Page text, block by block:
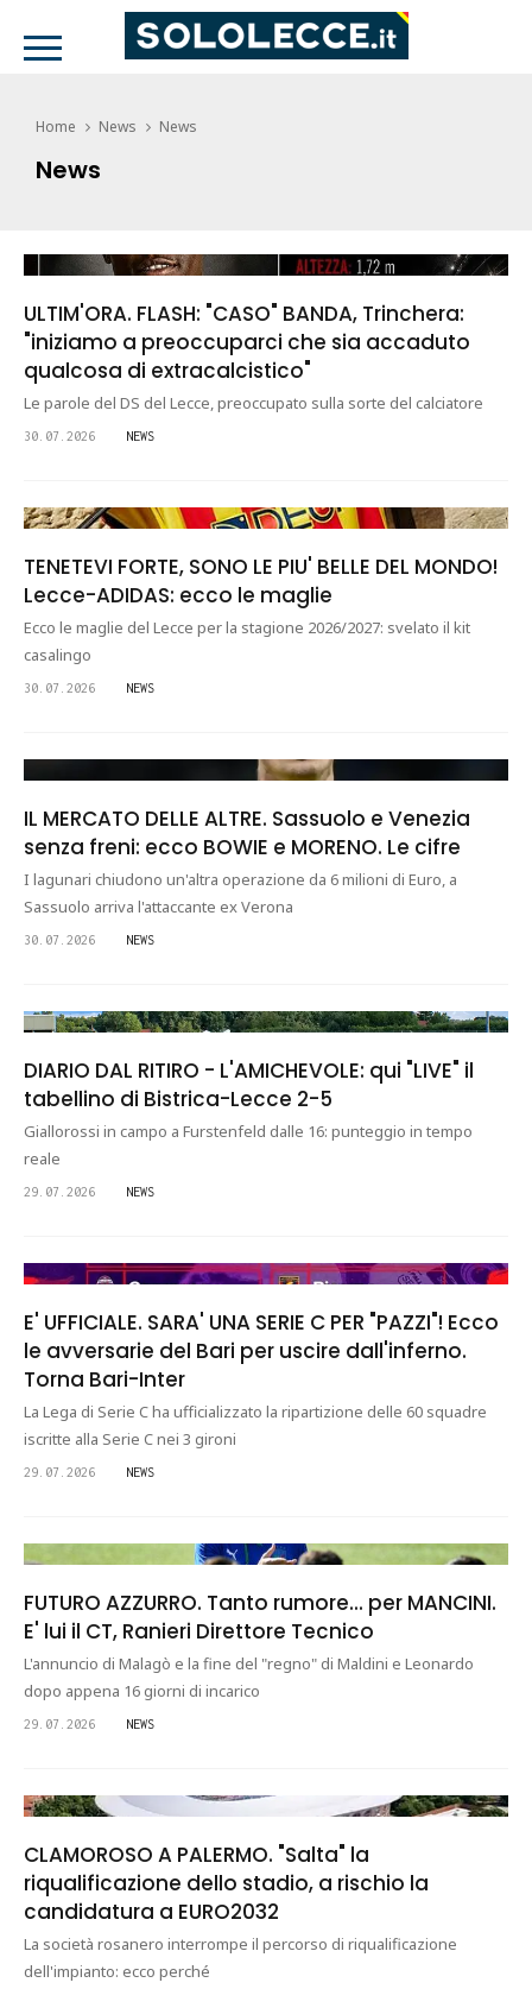
Home News News
News
ULTIM'ORA. FLASH: "CASO" BANDA, Trinchera:
"iniziamo a preoccuparci che sia accaduto
qualcosa di extracalcistico"
Le parole del DS del Lecce, preoccupato sulla sorte del calciatore
30.07.2026 NEWS
TENETEVI FORTE, SONO LE PIU' BELLE DEL MONDO!
Lecce-ADIDAS: ecco le maglie
Ecco le maglie del Lecce per la stagione 2026/2027: svelato il kit
casalingo
30.07.2026 NEWS
IL MERCATO DELLE ALTRE. Sassuolo e Venezia
senza freni: ecco BOWIE e MORENO. Le cifre
I lagunari chiudono un'altra operazione da 6 milioni di Euro, a
Sassuolo arriva l'attaccante ex Verona
30.07.2026 NEWS
DIARIO DAL RITIRO - L'AMICHEVOLE: qui "LIVE" il
tabellino di Bistrica-Lecce 2-5
Giallorossi in campo a Furstenfeld dalle 16: punteggio in tempo
reale
29.07.2026 NEWS
E' UFFICIALE. SARA' UNA SERIE C PER "PAZZI"! Ecco
le avversarie del Bari per uscire dall'inferno.
Torna Bari-Inter
La Lega di Serie C ha ufficializzato la ripartizione delle 60 squadre
iscritte alla Serie C nei 3 gironi
29.07.2026 NEWS
FUTURO AZZURRO. Tanto rumore... per MANCINI.
E' lui il CT, Ranieri Direttore Tecnico
L'annuncio di Malagò e la fine del "regno" di Maldini e Leonardo
dopo appena 16 giorni di incarico
29.07.2026 NEWS
CLAMOROSO A PALERMO. "Salta" la
riqualificazione dello stadio, a rischio la
candidatura a EURO2032
La società rosanero interrompe il percorso di riqualificazione
dell'impianto: ecco perché